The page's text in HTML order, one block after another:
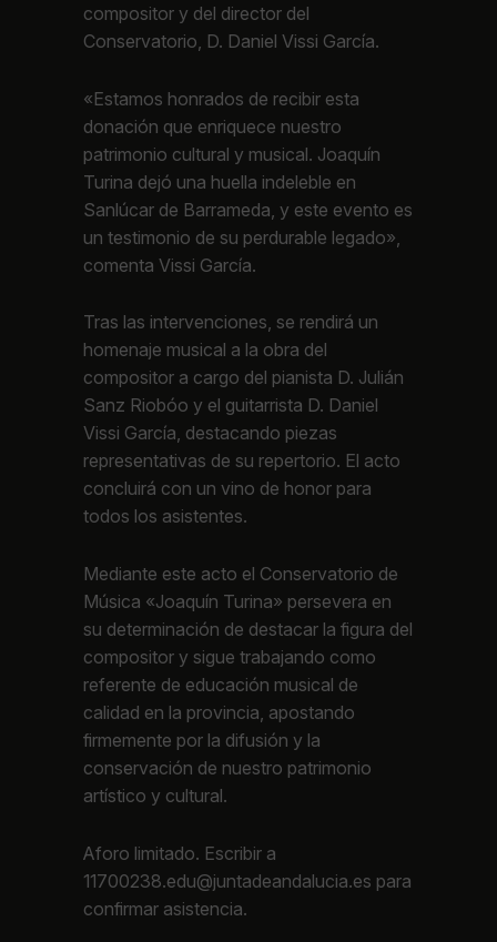
compositor y del director del
Conservatorio, D. Daniel Vissi García.
«Estamos honrados de recibir esta
donación que enriquece nuestro
patrimonio cultural y musical. Joaquín
Turina dejó una huella indeleble en
Sanlúcar de Barrameda, y este evento es
un testimonio de su perdurable legado»,
comenta Vissi García.
Tras las intervenciones, se rendirá un
homenaje musical a la obra del
compositor a cargo del pianista D. Julián
Sanz Riobóo y el guitarrista D. Daniel
Vissi García, destacando piezas
representativas de su repertorio. El acto
concluirá con un vino de honor para
todos los asistentes.
Mediante este acto el Conservatorio de
Música «Joaquín Turina» persevera en
su determinación de destacar la figura del
compositor y sigue trabajando como
referente de educación musical de
calidad en la provincia, apostando
firmemente por la difusión y la
conservación de nuestro patrimonio
artístico y cultural.
Aforo limitado. Escribir a
11700238.edu@juntadeandalucia.es para
confirmar asistencia.